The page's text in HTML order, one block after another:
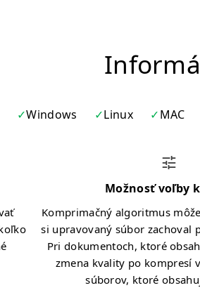
Windows Linux MAC
Možnosť voľby
Komprimačný algoritmus
si upravovaný súbor zachoval
Pri dokumentoch, ktoré
zmena kvality po kompresí
súborov, ktoré